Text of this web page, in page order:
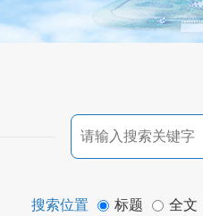
搜索位置 标题 全文